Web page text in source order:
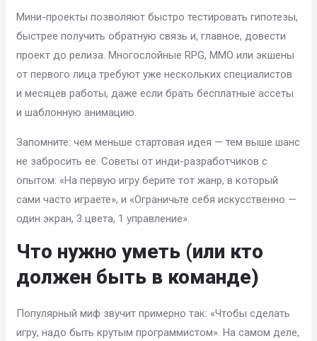
Мини-проекты позволяют быстро тестировать гипотезы,
быстрее получить обратную связь и, главное, довести
проект до релиза. Многослойные RPG, MMO или экшены
от первого лица требуют уже нескольких специалистов
и месяцев работы, даже если брать бесплатные ассеты
и шаблонную анимацию.
Запомните: чем меньше стартовая идея — тем выше шанс
не забросить её. Советы от инди-разработчиков с
опытом: «На первую игру берите тот жанр, в который
сами часто играете», и «Ограничьте себя искусственно —
один экран, 3 цвета, 1 управление».
Что нужно уметь (или кто
должен быть в команде)
Популярный миф звучит примерно так: «Чтобы сделать
игру, надо быть крутым программистом». На самом деле,